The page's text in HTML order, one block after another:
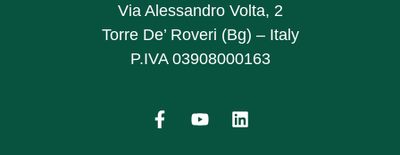
Via Alessandro Volta, 2
Torre De’ Roveri (Bg) – Italy
P.IVA 03908000163